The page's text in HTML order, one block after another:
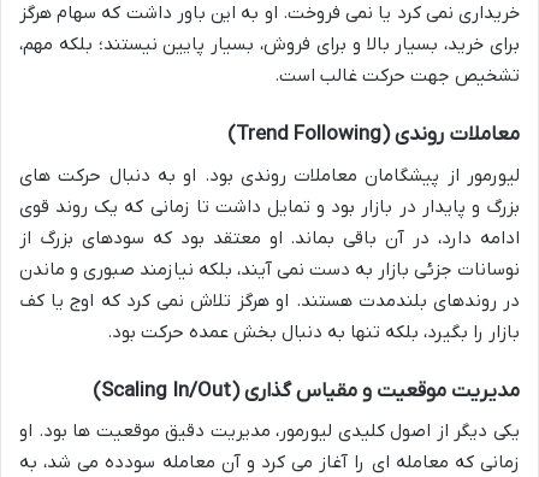
خریداری نمی کرد یا نمی فروخت. او به این باور داشت که سهام هرگز
برای خرید، بسیار بالا و برای فروش، بسیار پایین نیستند؛ بلکه مهم،
تشخیص جهت حرکت غالب است.
معاملات روندی (Trend Following)
لیورمور از پیشگامان معاملات روندی بود. او به دنبال حرکت های
بزرگ و پایدار در بازار بود و تمایل داشت تا زمانی که یک روند قوی
ادامه دارد، در آن باقی بماند. او معتقد بود که سودهای بزرگ از
نوسانات جزئی بازار به دست نمی آیند، بلکه نیازمند صبوری و ماندن
در روندهای بلندمدت هستند. او هرگز تلاش نمی کرد که اوج یا کف
بازار را بگیرد، بلکه تنها به دنبال بخش عمده حرکت بود.
مدیریت موقعیت و مقیاس گذاری (Scaling In/Out)
یکی دیگر از اصول کلیدی لیورمور، مدیریت دقیق موقعیت ها بود. او
زمانی که معامله ای را آغاز می کرد و آن معامله سودده می شد، به